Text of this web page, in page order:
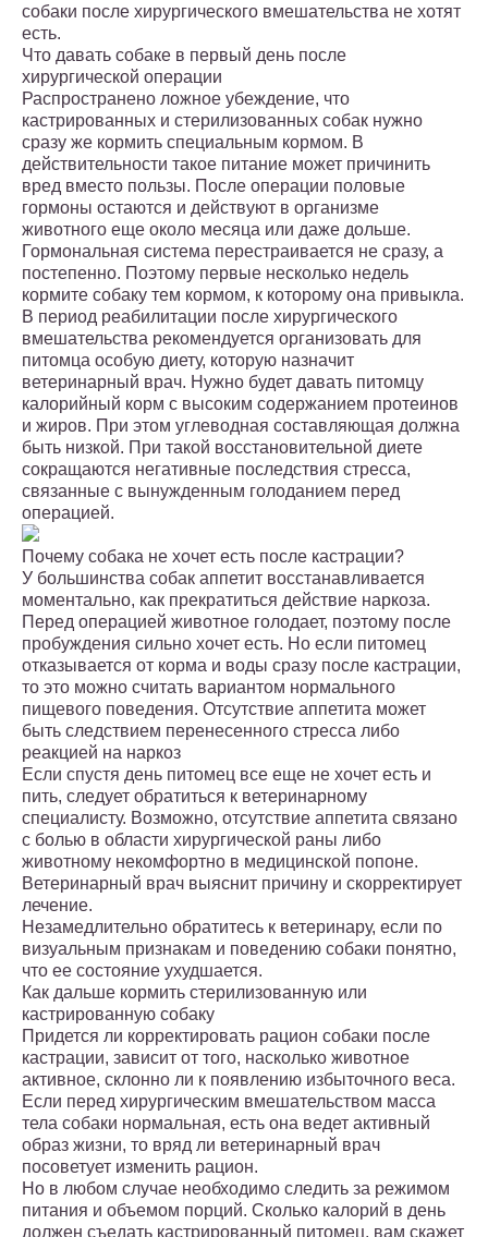
собаки после хирургического вмешательства не хотят
есть.
Что давать собаке в первый день после
хирургической операции
Распространено ложное убеждение, что
кастрированных и стерилизованных собак нужно
сразу же кормить специальным кормом. В
действительности такое питание может причинить
вред вместо пользы. После операции половые
гормоны остаются и действуют в организме
животного еще около месяца или даже дольше.
Гормональная система перестраивается не сразу, а
постепенно. Поэтому первые несколько недель
кормите собаку тем кормом, к которому она привыкла.
В период реабилитации после хирургического
вмешательства рекомендуется организовать для
питомца особую диету, которую назначит
ветеринарный врач. Нужно будет давать питомцу
калорийный корм с высоким содержанием протеинов
и жиров. При этом углеводная составляющая должна
быть низкой. При такой восстановительной диете
сокращаются негативные последствия стресса,
связанные с вынужденным голоданием перед
операцией.
Почему собака не хочет есть после кастрации?
У большинства собак аппетит восстанавливается
моментально, как прекратиться действие наркоза.
Перед операцией животное голодает, поэтому после
пробуждения сильно хочет есть. Но если питомец
отказывается от корма и воды сразу после кастрации,
то это можно считать вариантом нормального
пищевого поведения. Отсутствие аппетита может
быть следствием перенесенного стресса либо
реакцией на наркоз
Если спустя день питомец все еще не хочет есть и
пить, следует обратиться к ветеринарному
специалисту. Возможно, отсутствие аппетита связано
с болью в области хирургической раны либо
животному некомфортно в медицинской попоне.
Ветеринарный врач выяснит причину и скорректирует
лечение.
Незамедлительно обратитесь к ветеринару, если по
визуальным признакам и поведению собаки понятно,
что ее состояние ухудшается.
Как дальше кормить стерилизованную или
кастрированную собаку
Придется ли корректировать рацион собаки после
кастрации, зависит от того, насколько животное
активное, склонно ли к появлению избыточного веса.
Если перед хирургическим вмешательством масса
тела собаки нормальная, есть она ведет активный
образ жизни, то вряд ли ветеринарный врач
посоветует изменить рацион.
Но в любом случае необходимо следить за режимом
питания и объемом порций. Сколько калорий в день
должен съедать кастрированный питомец, вам скажет